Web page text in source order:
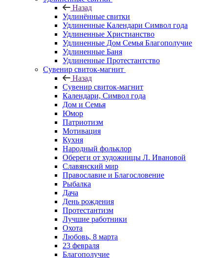
Назад
Удлинённые свитки
Удлиненные Календари Символ года
Удлиненные Христианство
Удлиненные Дом Семья Благополучие
Удлиненные Баня
Удлиненные Протестантство
Сувенир свиток-магнит
Назад
Сувенир свиток-магнит
Календари, Символ года
Дом и Семья
Юмор
Патриотизм
Мотивация
Кухня
Народный фольклор
Обереги от художницы Л. Ивановой
Славянский мир
Православие и Благословение
Рыбалка
Дача
День рождения
Протестантизм
Лучшие работники
Охота
Любовь, 8 марта
23 февраля
Благополучие